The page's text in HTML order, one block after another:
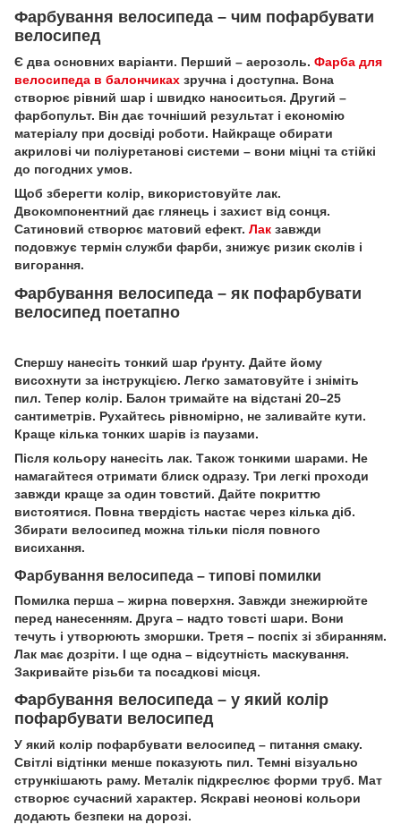
Фарбування велосипеда – чим пофарбувати
велосипед
Є два основних варіанти. Перший – аерозоль. Фарба для
велосипеда в балончиках зручна і доступна. Вона
створює рівний шар і швидко наноситься. Другий –
фарбопульт. Він дає точніший результат і економію
матеріалу при досвіді роботи. Найкраще обирати
акрилові чи поліуретанові системи – вони міцні та стійкі
до погодних умов.
Щоб зберегти колір, використовуйте лак.
Двокомпонентний дає глянець і захист від сонця.
Сатиновий створює матовий ефект. Лак завжди
подовжує термін служби фарби, знижує ризик сколів і
вигорання.
Фарбування велосипеда – як пофарбувати
велосипед поетапно
Спершу нанесіть тонкий шар ґрунту. Дайте йому
висохнути за інструкцією. Легко заматовуйте і зніміть
пил. Тепер колір. Балон тримайте на відстані 20–25
сантиметрів. Рухайтесь рівномірно, не заливайте кути.
Краще кілька тонких шарів із паузами.
Після кольору нанесіть лак. Також тонкими шарами. Не
намагайтеся отримати блиск одразу. Три легкі проходи
завжди краще за один товстий. Дайте покриттю
вистоятися. Повна твердість настає через кілька діб.
Збирати велосипед можна тільки після повного
висихання.
Фарбування велосипеда – типові помилки
Помилка перша – жирна поверхня. Завжди знежирюйте
перед нанесенням. Друга – надто товсті шари. Вони
течуть і утворюють зморшки. Третя – поспіх зі збиранням.
Лак має дозріти. І ще одна – відсутність маскування.
Закривайте різьби та посадкові місця.
Фарбування велосипеда – у який колір
пофарбувати велосипед
У який колір пофарбувати велосипед – питання смаку.
Світлі відтінки менше показують пил. Темні візуально
стрункішають раму. Металік підкреслює форми труб. Мат
створює сучасний характер. Яскраві неонові кольори
додають безпеки на дорозі.